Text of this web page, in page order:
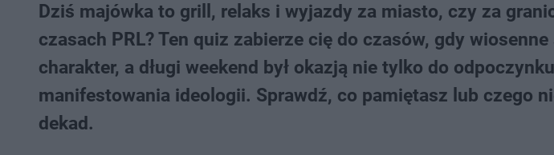
Dziś majówka to grill, relaks i wyjazdy za miasto, czy za
czasach PRL? Ten quiz zabierze cię do czasów, gdy
charakter, a długi weekend był okazją nie tylko do
manifestowania ideologii. Sprawdź, co pamiętasz lub czego
dekad.